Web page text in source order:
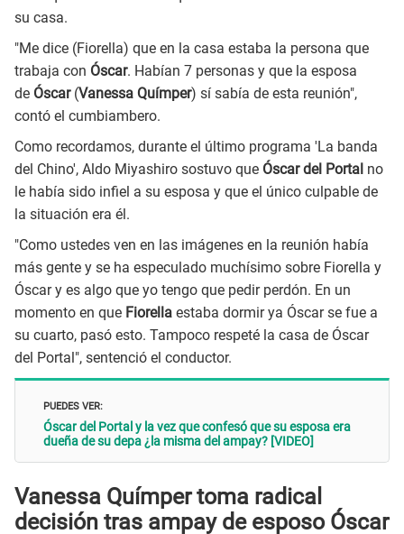
su casa.
"Me dice (Fiorella) que en la casa estaba la persona que
trabaja con Óscar. Habían 7 personas y que la esposa
de Óscar(Vanessa Químper) sí sabía de esta reunión",
contó el cumbiambero.
Como recordamos, durante el último programa 'La banda
del Chino', Aldo Miyashiro sostuvo que Óscar del Portal no
le había sido infiel a su esposa y que el único culpable de
la situación era él.
"Como ustedes ven en las imágenes en la reunión había
más gente y se ha especulado muchísimo sobre Fiorella y
Óscar y es algo que yo tengo que pedir perdón. En un
momento en que Fiorella estaba dormir ya Óscar se fue a
su cuarto, pasó esto. Tampoco respeté la casa de Óscar
del Portal", sentenció el conductor.
PUEDES VER:
Óscar del Portal y la vez que confesó que su esposa era
dueña de su depa ¿la misma del ampay? [VIDEO]
Vanessa Químper toma radical
decisión tras ampay de esposo Óscar